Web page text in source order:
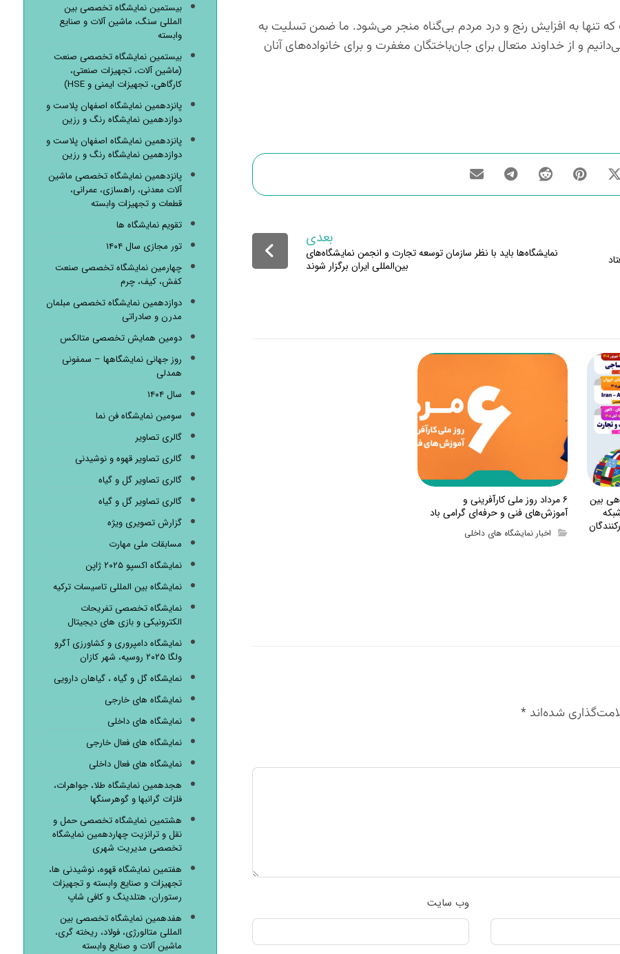
تنها به افزایش رنج و درد مردم بی‌گناه منجر می‌شود. ما ضمن تسلیت به
و از خداوند متعال برای جان‌باختگان مغفرت و برای خانواده‌های آنان
بعدی
نمایشگاه‌ها باید با نظر سازمان توسعه تجارت و انجمن نمایشگاه‌های
بین‌المللی ایران برگزار شوند
بین
۶ مرداد روز ملی کارآفرینی و
آموزش‌های فنی و حرفه‌ای گرامی باد
اخبار نمایشگاه های داخلی
شده‌اند *
وب‌ سایت
بیستمین نمایشگاه تخصصی بین
المللی سنگ، ماشین آلات و صنایع
وابسته
بیستمین نمایشگاه تخصصی صنعت
(ماشین آلات، تجهیزات صنعتی،
کارگاهی، تجهیزات ایمنی و HSE)
پانزدهمین نمایشگاه اصفهان پلاست و
دوازدهمین نمایشگاه رنگ و رزین
پانزدهمین نمایشگاه اصفهان پلاست و
دوازدهمین نمایشگاه رنگ و رزین
پانزدهمین نمایشگاه تخصصی ماشین
آلات معدنی، راهسازی، عمرانی،
قطعات و تجهیزات وابسته
تقویم نمایشگاه ها
تور مجازی سال ۱۴۰۴
چهارمین نمایشگاه تخصصی صنعت
کفش، کیف، چرم
دوازدهمین نمایشگاه تخصصی مبلمان
مدرن و صادراتی
دومین همایش تخصصی متالکس
روز جهانی نمایشگاهها – سمفونی
همدلی
سال ۱۴۰۴
سومین نمایشگاه فن نما
گالری تصاویر
گالری تصاویر قهوه و نوشیدنی
گالری تصاویر گل و گیاه
گالری تصاویر گل و گیاه
گزارش تصویری ویژه
مسابقات ملی مهارت
نمایشگاه اکسپو ۲۰۲۵ ژاپن
نمایشگاه بین المللی تاسیسات ترکیه
نمایشگاه تخصصی تفریحات
الکترونیکی و بازی های دیجیتال
نمایشگاه دامپروری و کشاورزی آگرو
ولگا ۲۰۲۵ روسیه، شهر کازان
نمایشگاه گل و گیاه ، گیاهان دارویی
نمایشگاه های خارجی
نمایشگاه های داخلی
نمایشگاه های فعال خارجی
نمایشگاه های فعال داخلی
هجدهمین نمایشگاه طلا، جواهرات،
فلزات گرانبها و گوهرسنگها
هشتمین نمایشگاه تخصصی حمل و
نقل و ترانزیت چهاردهمین نمایشگاه
تخصصی مدیریت شهری
هفتمین نمایشگاه قهوه، نوشیدنی ها،
تجهیزات و صنایع وابسته و تجهیزات
رستوران، هتلدینگ و کافی شاپ
هفدهمین نمایشگاه تخصصی بین
المللی متالورژی، فولاد، ریخته گری،
ماشین آلات و صنایع وابسته